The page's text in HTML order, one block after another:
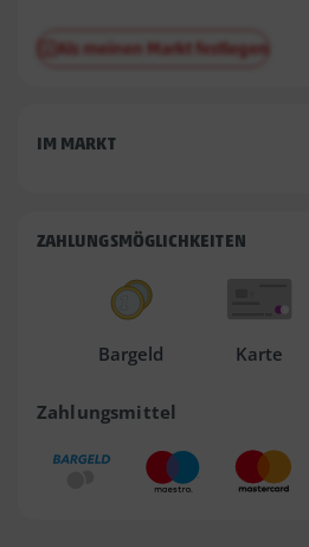
Als meinen Markt festlegen
IM MARKT
ZAHLUNGSMÖGLICHKEITEN
Bargeld Karte
Zahlungsmittel